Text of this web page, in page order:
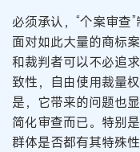
必须承认，“个案审查
面对如此大量的商标
和裁判者可以不必追
致性，自由使用裁量
是，它带来的问题也
简化审查而已。特别
群体是否都有其特殊